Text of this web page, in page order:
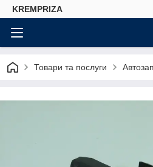
KREMPRIZA
Товари та послуги